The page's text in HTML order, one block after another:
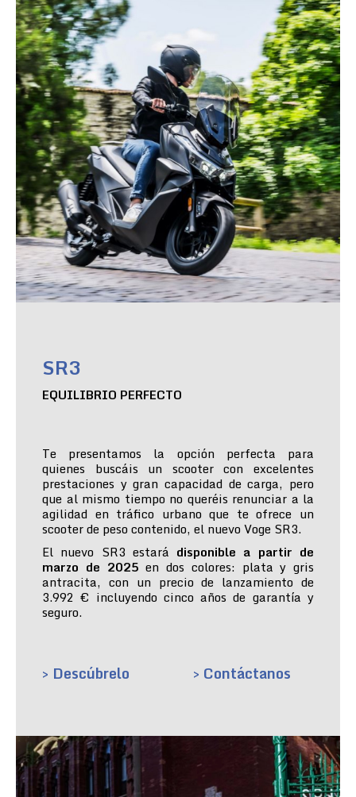
SR3
EQUILIBRIO PERFECTO
Te presentamos la opción perfecta para
quienes buscáis un scooter con excelentes
prestaciones y gran capacidad de carga, pero
que al mismo tiempo no queréis renunciar a la
agilidad en tráfico urbano que te ofrece un
scooter de peso contenido, el nuevo Voge SR3.
El nuevo SR3 estará disponible a partir de
marzo de 2025 en dos colores: plata y gris
antracita, con un precio de lanzamiento de
3.992 € incluyendo cinco años de garantía y
seguro.
> Descúbrelo > Contáctanos